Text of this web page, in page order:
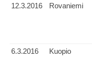
12.3.2016 Rovaniemi
6.3.2016 Kuopio